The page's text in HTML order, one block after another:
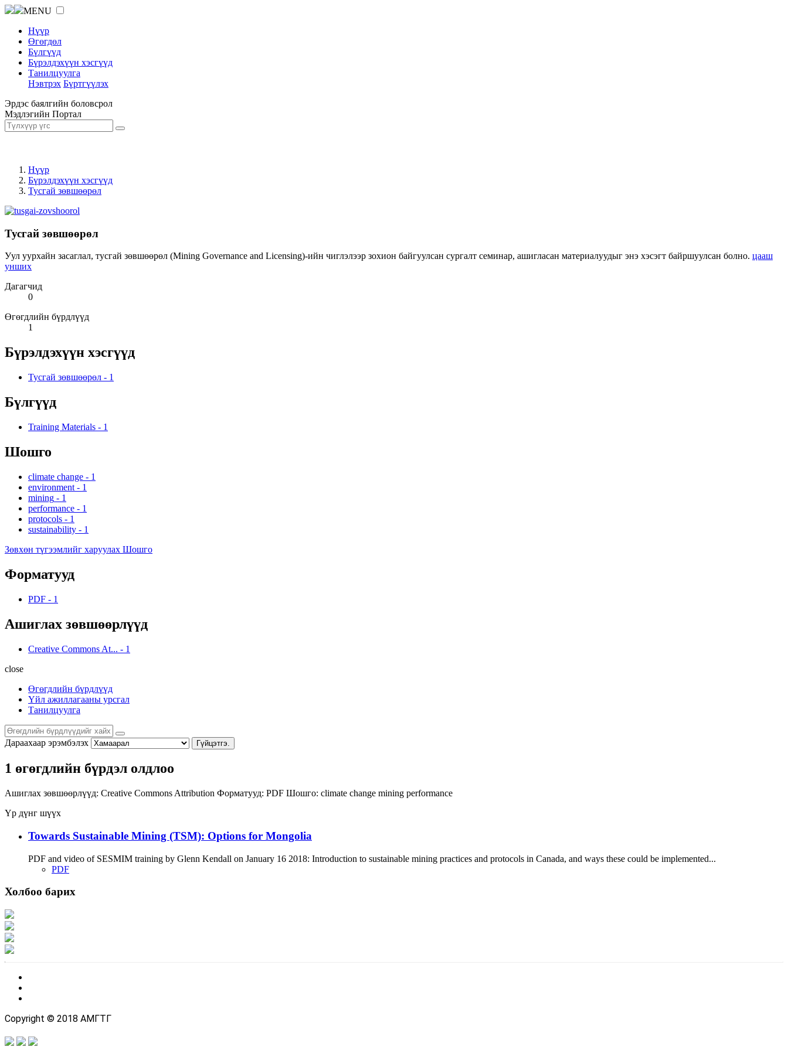
MENU
Нүүр
Өгөгдөл
Бүлгүүд
Бүрэлдэхүүн хэсгүүд
Танилцуулга
Нэвтрэх Бүртгүүлэх
Эрдэс баялгийн боловсрол
Мэдлэгийн Портал
Нүүр
Бүрэлдэхүүн хэсгүүд
Тусгай зөвшөөрөл
Тусгай зөвшөөрөл
Уул уурхайн засаглал, тусгай зөвшөөрөл (Mining Governance and Licensing)-ийн чиглэлээр зохион байгуулсан сургалт семинар, ашигласан материалуудыг энэ хэсэгт байршуулсан болно. цааш
унших
Дагагчид
0
Өгөгдлийн бүрдлүүд
1
Бүрэлдэхүүн хэсгүүд
Тусгай зөвшөөрөл - 1
Бүлгүүд
Training Materials - 1
Шошго
climate change - 1
environment - 1
mining - 1
performance - 1
protocols - 1
sustainability - 1
Зөвхөн түгээмлийг харуулах Шошго
Форматууд
PDF - 1
Ашиглах зөвшөөрлүүд
Creative Commons At... - 1
close
Өгөгдлийн бүрдлүүд
Үйл ажиллагааны урсгал
Танилцуулга
Дараахаар эрэмбэлэх Гүйцэтгэ.
1 өгөгдлийн бүрдэл олдлоо
Ашиглах зөвшөөрлүүд: Creative Commons Attribution Форматууд: PDF Шошго: climate change mining performance
Үр дүнг шүүх
Towards Sustainable Mining (TSM): Options for Mongolia
PDF and video of SESMIM training by Glenn Kendall on January 16 2018: Introduction to sustainable mining practices and protocols in Canada, and ways these could be implemented...
PDF
Холбоо барих
Copyright © 2018 АМГТГ